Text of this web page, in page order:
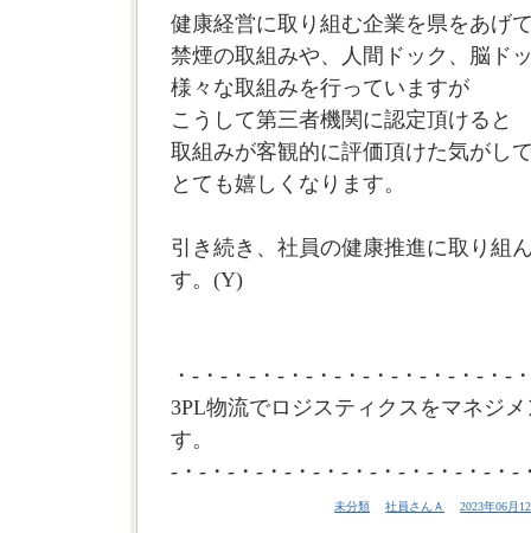
健康経営に取り組む企業を県をあげ
禁煙の取組みや、人間ドック、脳ド
様々な取組みを行っていますが
こうして第三者機関に認定頂けると
取組みが客観的に評価頂けた気がし
とても嬉しくなります。
引き続き、社員の健康推進に取り組
す。(Y)
・-・-・-・-・-・-・-・-・-・-・-・-
3PL物流でロジスティクスをマネジ
す。
-・-・-・-・-・-・-・-・-・-・-・-・-
未分類 社員さんＡ 2023年06月